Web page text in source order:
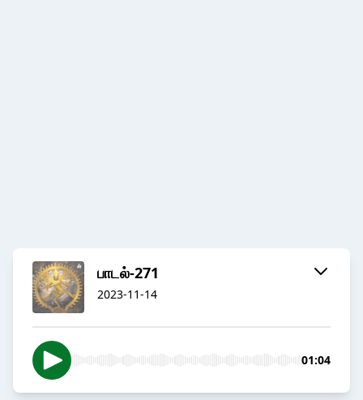
பாடல்-271
2023-11-14
01:04